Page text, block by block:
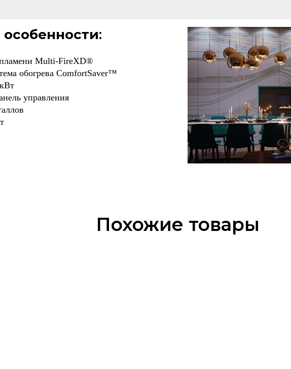
:
пламени Multi-FireXD®
обогрева ComfortSaver™
управления
Похожие товары